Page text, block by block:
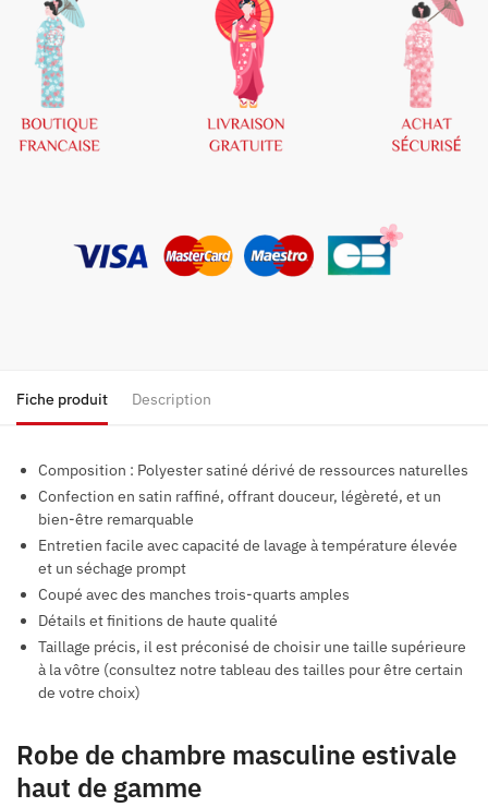
Fiche produit Description
Composition : Polyester satiné dérivé de ressources naturelles
Confection en satin raffiné, offrant douceur, légèreté, et un
bien-être remarquable
Entretien facile avec capacité de lavage à température élevée
et un séchage prompt
Coupé avec des manches trois-quarts amples
Détails et finitions de haute qualité
Taillage précis, il est préconisé de choisir une taille supérieure
à la vôtre (consultez notre tableau des tailles pour être certain
de votre choix)
Robe de chambre masculine estivale
haut de gamme